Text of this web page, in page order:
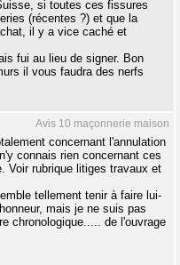
si toutes ces fissures
(récentes ?) et que la
il y a vice caché et
fui au lieu de signer. Bon
il vous faudra des nerfs
Avis 10 maçonnerie maison
concernant l'annulation
connais rien concernant ces
Voir rubrique litiges travaux et
tellement tenir à faire lui-
mais je ne suis pas
chronologique..... de l'ouvrage